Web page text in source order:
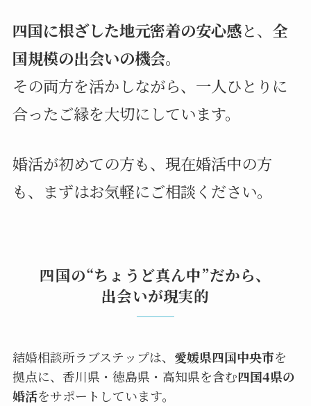
四国に根ざした地元密着の安心感と、 全
国規模の出会いの機会。
その両方を活かしながら、一人ひとりに
合ったご縁を大切にしています。
婚活が初めての方も、現在婚活中の方
も、まずはお気軽にご相談ください。
四国の“ちょうど真ん中”だから、
出会いが現実的
結婚相談所ラブステップは、 愛媛県四国中央市を
拠点に、香川県・徳島県・高知県を含む四国4県の
婚活をサポートしています。